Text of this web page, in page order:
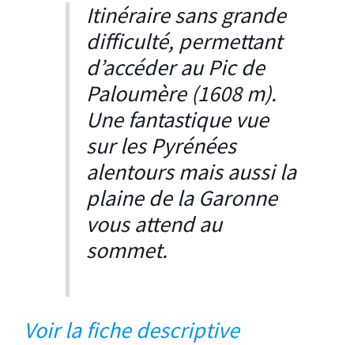
Itinéraire sans grande
difficulté, permettant
d’accéder au Pic de
Paloumère (1608 m).
Une fantastique vue
sur les Pyrénées
alentours mais aussi la
plaine de la Garonne
vous attend au
sommet.
Voir la fiche descriptive